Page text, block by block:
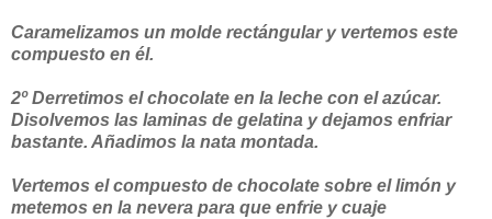
Caramelizamos un molde rectángular y vertemos este
compuesto en él.
2º Derretimos el chocolate en la leche con el azúcar.
Disolvemos las laminas de gelatina y dejamos enfriar
bastante. Añadimos la nata montada.
Vertemos el compuesto de chocolate sobre el limón y
metemos en la nevera para que enfrie y cuaje